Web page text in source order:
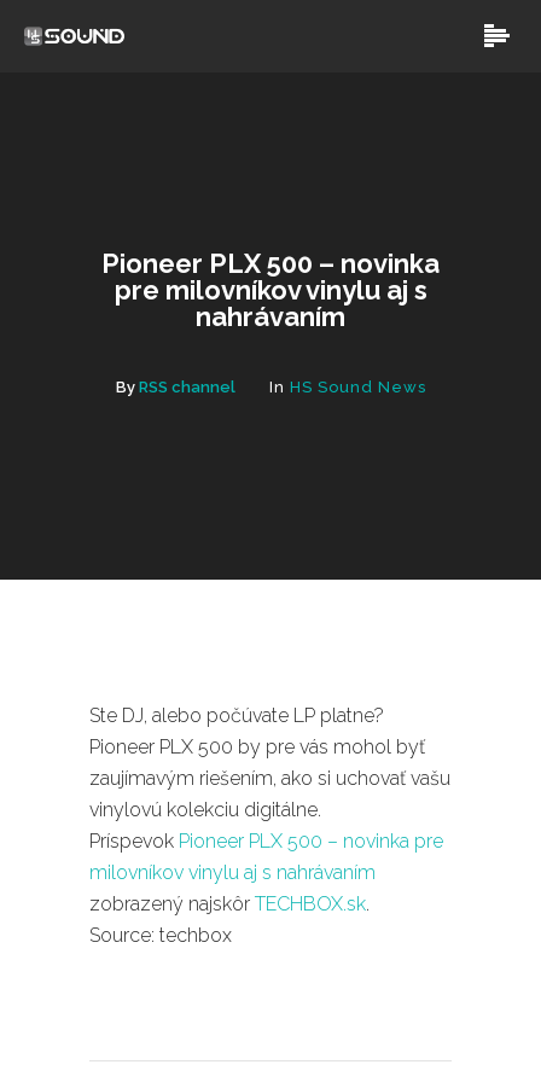
Pioneer PLX 500 – novinka
pre milovníkov vinylu aj s
nahrávaním
By RSS channel In HS Sound News
Ste DJ, alebo počúvate LP platne?
Pioneer PLX 500 by pre vás mohol byť
zaujímavým riešením, ako si uchovať vašu
vinylovú kolekciu digitálne.
Príspevok Pioneer PLX 500 – novinka pre
milovníkov vinylu aj s nahrávaním
zobrazený najskôr TECHBOX.sk.
Source: techbox